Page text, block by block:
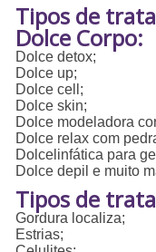
Tipos de
Dolce Corpo:
Dolce detox;
Dolce up;
Dolce cell;
Dolce skin;
Dolce modeladora
Dolce relax com
Dolcelinfática para
Dolce depil e muito
Tipos de
Gordura localiza;
Estrias;